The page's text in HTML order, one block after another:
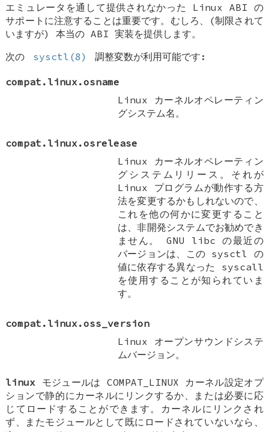
エミュレータを通して提供されなかった Linux ABI の
サポートに注意することは重要です。むしろ、(制限されて
いますが) 本当の ABI 実装を提供します。
次の
sysctl(8) 調整変数が利用可能です:
compat.linux.osname
Linux カーネルオペレーティン
グシステム名。
compat.linux.osrelease
Linux カーネルオペレーティン
グシステムリリース。それが
Linux プログラムが動作する方
法を変更するかもしれないので、
これを他の何かに変更すること
は、非開発システムでお勧めでき
ません。 GNU libc の最近の
バージョンは、この sysctl の
値に依存する異なった syscall
を使用することが知られていま
す。
compat.linux.oss_version
Linux オープンサウンドシステ
ムバージョン。
linux モジュールは COMPAT_LINUX カーネル設定オプ
ションで静的にカーネルにリンクするか、または必要に応
じてロードすることができます。カーネルにリンクされ
ず、またモジュールとして既にロードされていないなら、